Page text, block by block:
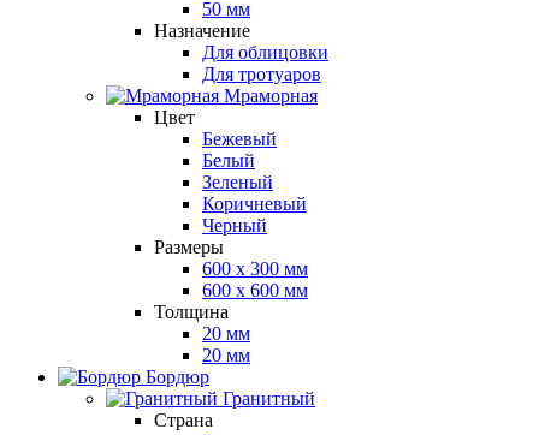
50 мм
Назначение
Для облицовки
Для тротуаров
Мраморная
Цвет
Бежевый
Белый
Зеленый
Коричневый
Черный
Размеры
600 х 300 мм
600 х 600 мм
Толщина
20 мм
20 мм
Бордюр
Гранитный
Страна